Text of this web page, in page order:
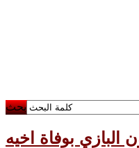
بحث
البازي بوفاة اخيه